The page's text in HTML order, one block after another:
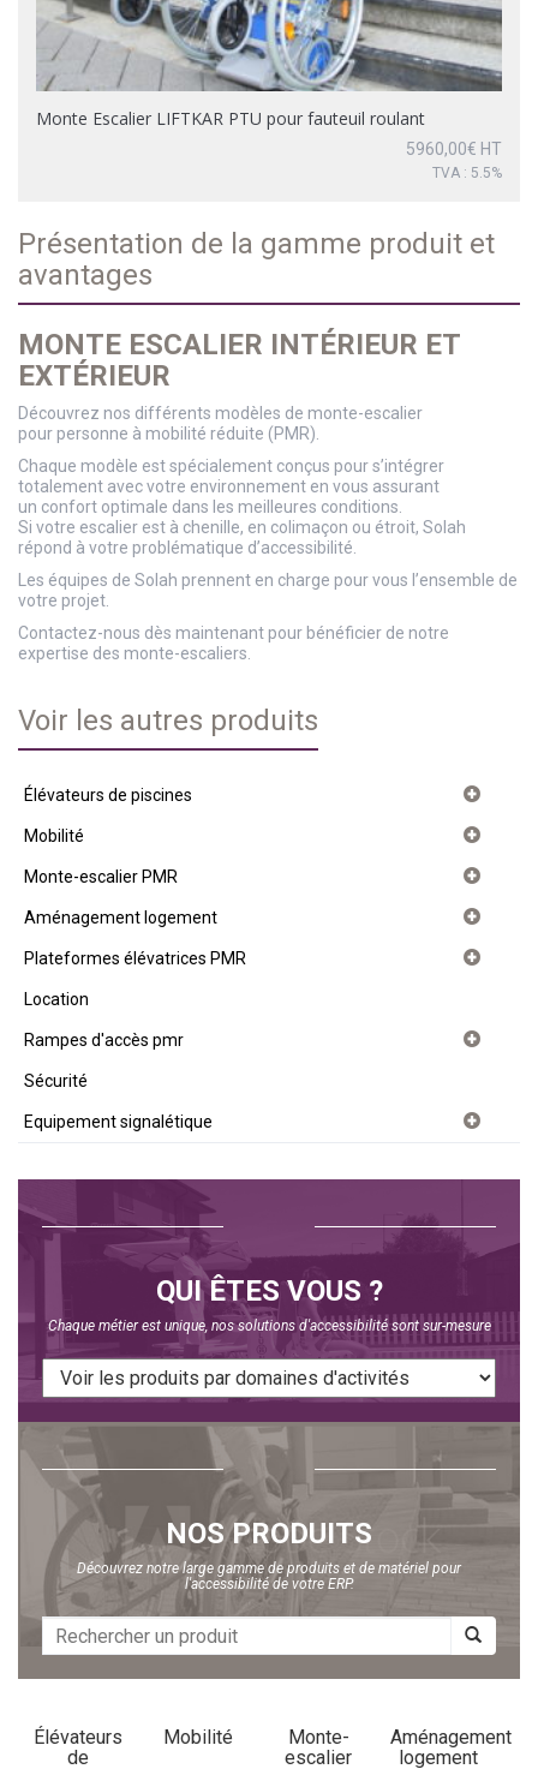
Monte Escalier LIFTKAR PTU pour fauteuil roulant
5960,00€ HT
TVA : 5.5%
Présentation de la gamme produit et
avantages
MONTE ESCALIER INTÉRIEUR ET
EXTÉRIEUR
Découvrez nos différents modèles de monte-escalier
pour personne à mobilité réduite (PMR).
Chaque modèle est spécialement conçus pour s’intégrer
totalement avec votre environnement en vous assurant
un confort optimale dans les meilleures conditions.
Si votre escalier est à chenille, en colimaçon ou étroit, Solah
répond à votre problématique d’accessibilité.
Les équipes de Solah prennent en charge pour vous l’ensemble de
votre projet.
Contactez-nous dès maintenant pour bénéficier de notre
expertise des monte-escaliers.
Voir les autres produits
Élévateurs de piscines
Mobilité
Monte-escalier PMR
Aménagement logement
Plateformes élévatrices PMR
Location
Rampes d'accès pmr
Sécurité
Equipement signalétique
QUI ÊTES VOUS ?
Chaque métier est unique, nos solutions d'accessibilité sont sur-mesure
NOS PRODUITS
Découvrez notre large gamme de produits et de matériel pour
l'accessibilité de votre ERP.
Élévateurs
de
Mobilité
Monte-
escalier
Aménagement
logement